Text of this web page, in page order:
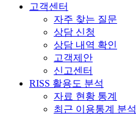
고객센터
자주 찾는 질문
상담 신청
상담 내역 확인
고객제안
신고센터
RISS 활용도 분석
자료 현황 통계
최근 이용통계 분석